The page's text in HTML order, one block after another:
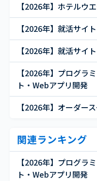
【2026年】ホテルウ
【2026年】就活サイ
【2026年】就活サイ
【2026年】プログラ
ト・Webアプリ開発
【2026年】オーダー
関連ランキング
【2026年】プログラ
ト・Webアプリ開発